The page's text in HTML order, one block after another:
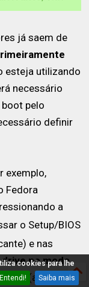
já saem de
esteja utilizando
necessário
pelo
definir
exemplo,
Fedora
a
o Setup/BIOS
e nas
no modo
(abre a
cookies para lhe
Entendi! Saiba mais